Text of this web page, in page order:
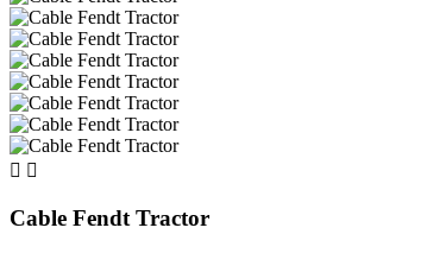
 
Cable Fendt Tractor